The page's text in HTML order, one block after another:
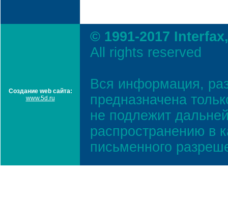
Создание web сайта:
www.5d.ru
© 1991-2017
All rights reserved
Вся информация,
предназначена
не подлежит
распространению в
письменного